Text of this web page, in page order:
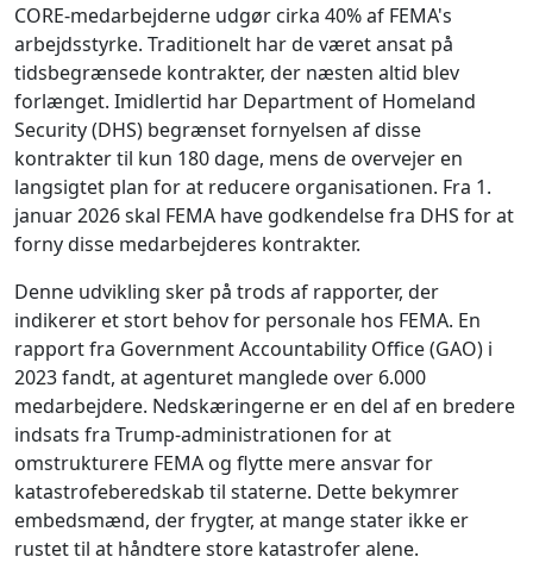
CORE-medarbejderne udgør cirka 40% af FEMA's
arbejdsstyrke. Traditionelt har de været ansat på
tidsbegrænsede kontrakter, der næsten altid blev
forlænget. Imidlertid har Department of Homeland
Security (DHS) begrænset fornyelsen af disse
kontrakter til kun 180 dage, mens de overvejer en
langsigtet plan for at reducere organisationen. Fra 1.
januar 2026 skal FEMA have godkendelse fra DHS for at
forny disse medarbejderes kontrakter.
Denne udvikling sker på trods af rapporter, der
indikerer et stort behov for personale hos FEMA. En
rapport fra Government Accountability Office (GAO) i
2023 fandt, at agenturet manglede over 6.000
medarbejdere. Nedskæringerne er en del af en bredere
indsats fra Trump-administrationen for at
omstrukturere FEMA og flytte mere ansvar for
katastrofeberedskab til staterne. Dette bekymrer
embedsmænd, der frygter, at mange stater ikke er
rustet til at håndtere store katastrofer alene.